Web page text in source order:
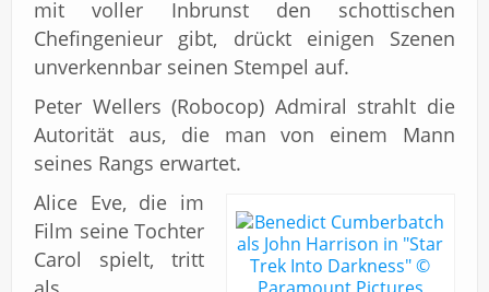
mit voller Inbrunst den schottischen
Chefingenieur gibt, drückt einigen Szenen
unverkennbar seinen Stempel auf.
Peter Wellers (Robocop) Admiral strahlt die
Autorität aus, die man von einem Mann
seines Rangs erwartet.
Alice Eve, die im
Film seine Tochter
Carol spielt, tritt